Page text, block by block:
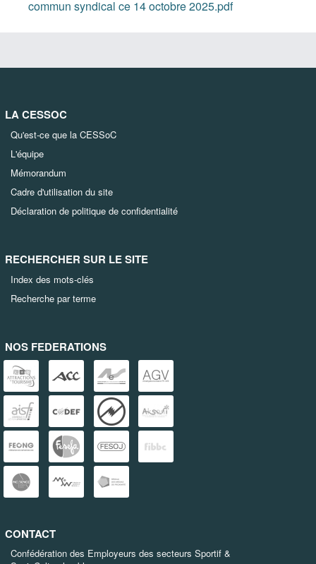
commun syndical ce 14 octobre 2025.pdf
LA CESSOC
Qu'est-ce que la CESSoC
L'équipe
Mémorandum
Cadre d'utilisation du site
Déclaration de politique de confidentialité
RECHERCHER SUR LE SITE
Index des mots-clés
Recherche par terme
NOS FEDERATIONS
CONTACT
Confédération des Employeurs des secteurs Sportif &